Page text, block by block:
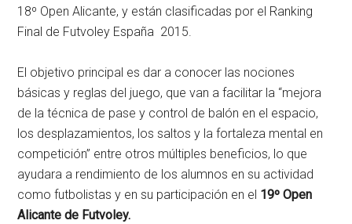
18º Open Alicante, y están clasificadas por el Ranking
Final de Futvoley España 2015.
El objetivo principal es dar a conocer las nociones
básicas y reglas del juego, que van a facilitar la “mejora
de la técnica de pase y control de balón en el espacio,
los desplazamientos, los saltos y la fortaleza mental en
competición” entre otros múltiples beneficios, lo que
ayudara a rendimiento de los alumnos en su actividad
como futbolistas y en su participación en el 19º Open
Alicante de Futvoley.